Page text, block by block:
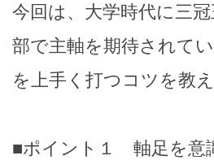
今回は、大学時代に三
部で主軸を期待されて
を上手く打つコツを教
■ポイント１ 軸足を意